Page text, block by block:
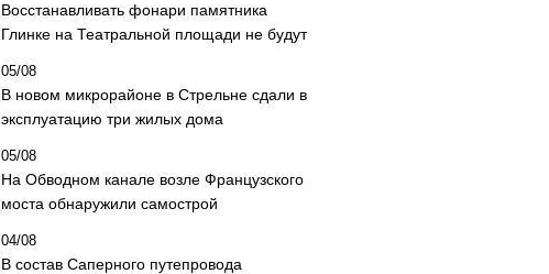
Восстанавливать фонари памятника
Глинке на Театральной площади не будут
05/08
В новом микрорайоне в Стрельне сдали в
эксплуатацию три жилых дома
05/08
На Обводном канале возле Французского
моста обнаружили самострой
04/08
В состав Саперного путепровода